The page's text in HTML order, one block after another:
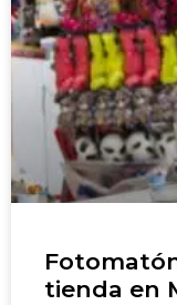
tienda en